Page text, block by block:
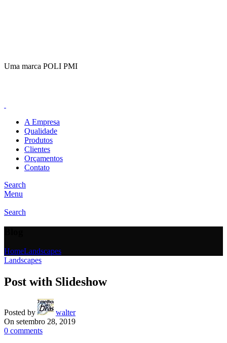
Uma marca POLI PMI
A Empresa
Qualidade
Produtos
Clientes
Orçamentos
Contato
Search
Menu
Search
HomeLandscapes
Landscapes
Post with Slideshow
Posted by
walter
On setembro 28, 2019
0 comments